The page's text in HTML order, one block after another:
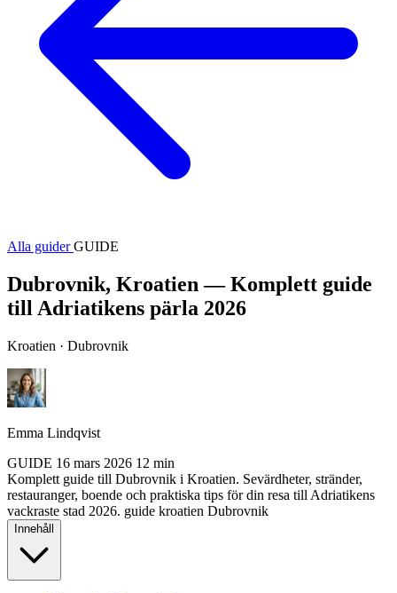
Alla guiderGUIDE
Dubrovnik, Kroatien — Komplett guide
till Adriatikens pärla 2026
Kroatien · Dubrovnik
Emma Lindqvist
GUIDE 16 mars 2026 12 min
Komplett guide till Dubrovnik i Kroatien. Sevärdheter, stränder,
restauranger, boende och praktiska tips för din resa till Adriatikens
vackraste stad 2026. guide kroatien Dubrovnik
Innehåll